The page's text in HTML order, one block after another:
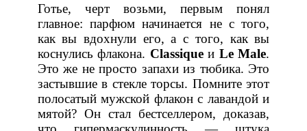
Готье, черт возьми, первым понял
главное: парфюм начинается не с того,
как вы вдохнули его, а с того, как вы
коснулись флакона. Classiqueи Le Male.
Это же не просто запахи из тюбика. Это
застывшие в стекле торсы. Помните этот
полосатый мужской флакон с лавандой и
мятой? Он стал бестселлером, доказав,